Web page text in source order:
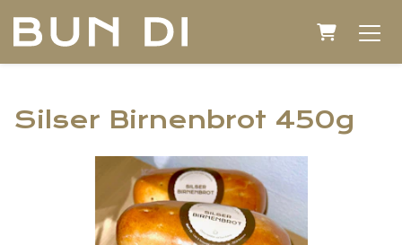
Warenkorb
Silser Birnenbrot 450g